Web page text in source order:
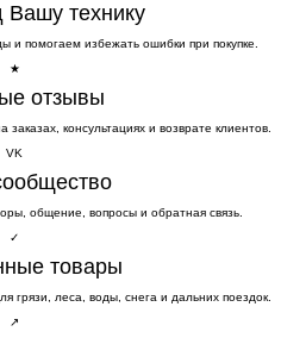
технику
и помогаем избежать ошибки при покупке.
★
отзывы
консультациях и возврате клиентов.
VK
общение, вопросы и обратная связь.
✓
товары
грязи, леса, воды, снега и дальних поездок.
↗